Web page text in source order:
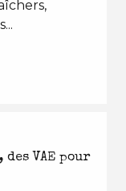
VAE pour